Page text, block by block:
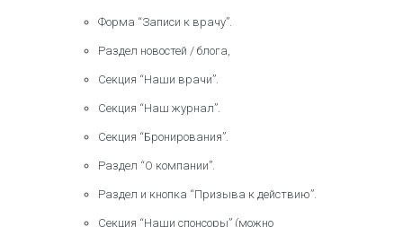
Форма “Записи к врачу”.
Раздел новостей / блога,
Секция “Наши врачи”.
Секция “Наш журнал”.
Секция “Бронирования”.
Раздел “О компании”.
Раздел и кнопка “Призыва к действию”.
Секция “Наши спонсоры” (можно